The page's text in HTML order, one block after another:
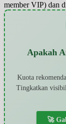
member VIP) dan
Apakah
Kuota
Tingkatkan
🚀